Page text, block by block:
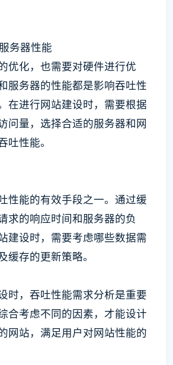
务器性能
优化，也需要对硬件进行优
服务器的性能都是影响吞吐性
在进行网站建设时，需要根据
问量，选择合适的服务器和网
吐性能。
性能的有效手段之一。通过缓
求的响应时间和服务器的负
建设时，需要考虑哪些数据需
缓存的更新策略。
时，吞吐性能需求分析是重要
合考虑不同的因素，才能设计
网站，满足用户对网站性能的